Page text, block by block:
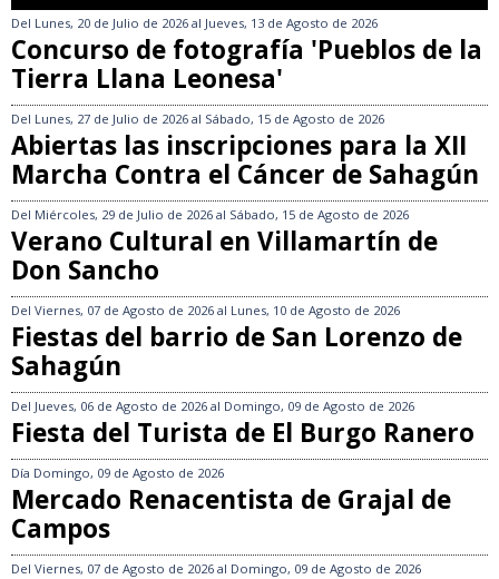
Del Lunes, 20 de Julio de 2026 al Jueves, 13 de Agosto de 2026
Concurso de fotografía 'Pueblos de la
Tierra Llana Leonesa'
Del Lunes, 27 de Julio de 2026 al Sábado, 15 de Agosto de 2026
Abiertas las inscripciones para la XII
Marcha Contra el Cáncer de Sahagún
Del Miércoles, 29 de Julio de 2026 al Sábado, 15 de Agosto de 2026
Verano Cultural en Villamartín de
Don Sancho
Del Viernes, 07 de Agosto de 2026 al Lunes, 10 de Agosto de 2026
Fiestas del barrio de San Lorenzo de
Sahagún
Del Jueves, 06 de Agosto de 2026 al Domingo, 09 de Agosto de 2026
Fiesta del Turista de El Burgo Ranero
Día Domingo, 09 de Agosto de 2026
Mercado Renacentista de Grajal de
Campos
Del Viernes, 07 de Agosto de 2026 al Domingo, 09 de Agosto de 2026